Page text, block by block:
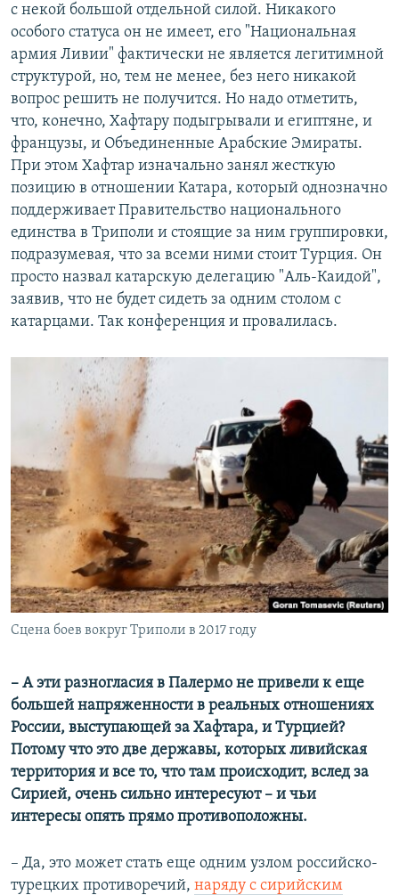
с некой большой отдельной силой. Никакого
особого статуса он не имеет, его "Национальная
армия Ливии" фактически не является легитимной
структурой, но, тем не менее, без него никакой
вопрос решить не получится. Но надо отметить,
что, конечно, Хафтару подыгрывали и египтяне, и
французы, и Объединенные Арабские Эмираты.
При этом Хафтар изначально занял жесткую
позицию в отношении Катара, который однозначно
поддерживает Правительство национального
единства в Триполи и стоящие за ним группировки,
подразумевая, что за всеми ними стоит Турция. Он
просто назвал катарскую делегацию "Аль-Каидой",
заявив, что не будет сидеть за одним столом с
катарцами. Так конференция и провалилась.
Сцена боев вокруг Триполи в 2017 году
​– А эти разногласия в Палермо не привели к еще
большей напряженности в реальных отношениях
России, выступающей за Хафтара, и Турцией?
Потому что это две державы, которых ливийская
территория и все то, что там происходит, вслед за
Сирией, очень сильно интересуют – и чьи
интересы опять прямо противоположны.
– Да, это может стать еще одним узлом российско-
турецких противоречий, наряду с сирийским